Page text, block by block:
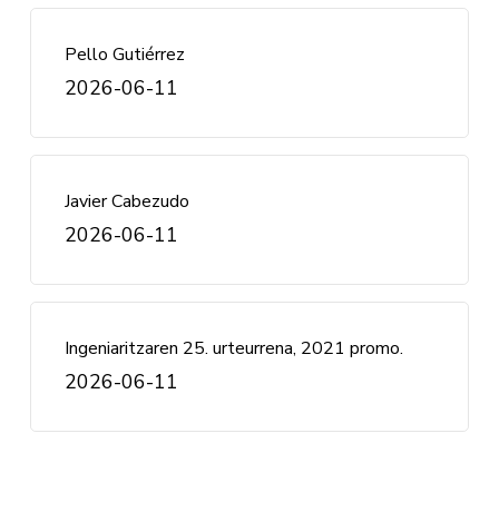
Pello Gutiérrez
2026-06-11
Javier Cabezudo
2026-06-11
Ingeniaritzaren 25. urteurrena, 2021 promo.
2026-06-11